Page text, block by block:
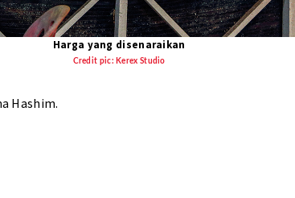
Harga yang disenaraikan
Credit pic: Kerex Studio
Hashim.